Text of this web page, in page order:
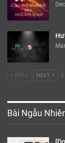
PREV NEXT
Bài Ngẫu